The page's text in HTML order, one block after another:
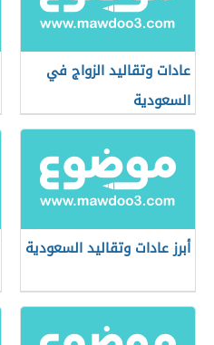
عادات وتقاليد الزواج في
السعودية
أبرز عادات وتقاليد السعودية